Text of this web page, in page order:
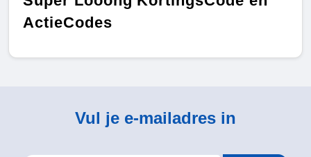
ActieCodes
Vul je e-mailadres in